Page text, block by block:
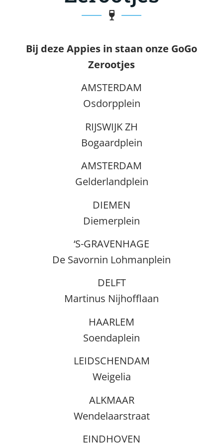
Bij deze Appies in staan onze GoGo
Zerootjes
AMSTERDAM
Osdorpplein
RIJSWIJK ZH
Bogaardplein
AMSTERDAM
Gelderlandplein
DIEMEN
Diemerplein
‘S-GRAVENHAGE
De Savornin Lohmanplein
DELFT
Martinus Nijhofflaan
HAARLEM
Soendaplein
LEIDSCHENDAM
Weigelia
ALKMAAR
Wendelaarstraat
EINDHOVEN